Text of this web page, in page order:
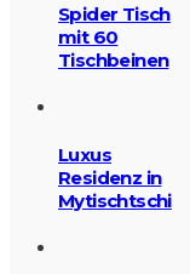
Spider Tisch
mit 60
Tischbeinen
Luxus
Residenz in
Mytischtschi